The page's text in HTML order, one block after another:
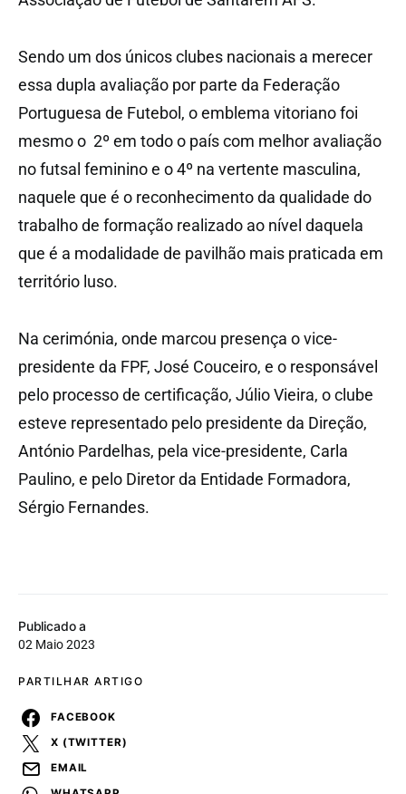
Publicado a
02 Maio 2023
PARTILHAR ARTIGO
FACEBOOK
X (TWITTER)
EMAIL
Sendo um dos únicos clubes nacionais a merecer
essa dupla avaliação por parte da Federação
Portuguesa de Futebol, o emblema vitoriano foi
mesmo o 2º em todo o país com melhor avaliação
no futsal feminino e o 4º na vertente masculina,
naquele que é o reconhecimento da qualidade do
trabalho de formação realizado ao nível daquela
que é a modalidade de pavilhão mais praticada em
território luso.
Na cerimónia, onde marcou presença o vice-
presidente da FPF, José Couceiro, e o responsável
pelo processo de certificação, Júlio Vieira, o clube
esteve representado pelo presidente da Direção,
António Pardelhas, pela vice-presidente, Carla
Paulino, e pelo Diretor da Entidade Formadora,
Sérgio Fernandes.